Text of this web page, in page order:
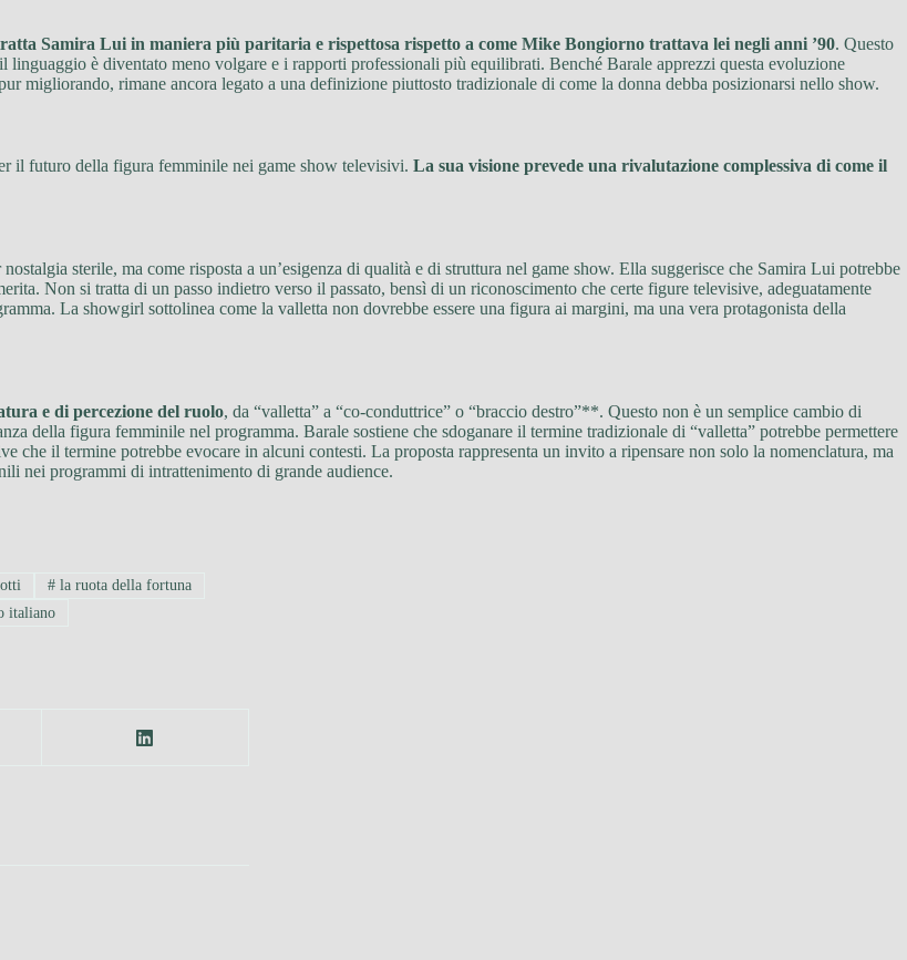
Samira Lui in maniera più paritaria e rispettosa rispetto a come Mike Bongiorno trattava lei negli anni ’90. Questo
è diventato meno volgare e i rapporti professionali più equilibrati. Benché Barale apprezzi questa evoluzione
migliorando, rimane ancora legato a una definizione piuttosto tradizionale di come la donna debba posizionarsi nello show.
il futuro della figura femminile nei game show televisivi. La sua visione prevede una rivalutazione complessiva di come il
nostalgia sterile, ma come risposta a un’esigenza di qualità e di struttura nel game show. Ella suggerisce che Samira Lui potrebbe
Non si tratta di un passo indietro verso il passato, bensì di un riconoscimento che certe figure televisive, adeguatamente
La showgirl sottolinea come la valletta non dovrebbe essere una figura ai margini, ma una vera protagonista della
e di percezione del ruolo, da “valletta” a “co-conduttrice” o “braccio destro”**. Questo non è un semplice cambio di
della figura femminile nel programma. Barale sostiene che sdoganare il termine tradizionale di “valletta” potrebbe permettere
il termine potrebbe evocare in alcuni contesti. La proposta rappresenta un invito a ripensare non solo la nomenclatura, ma
nei programmi di intrattenimento di grande audience.
# la ruota della fortuna
italiano